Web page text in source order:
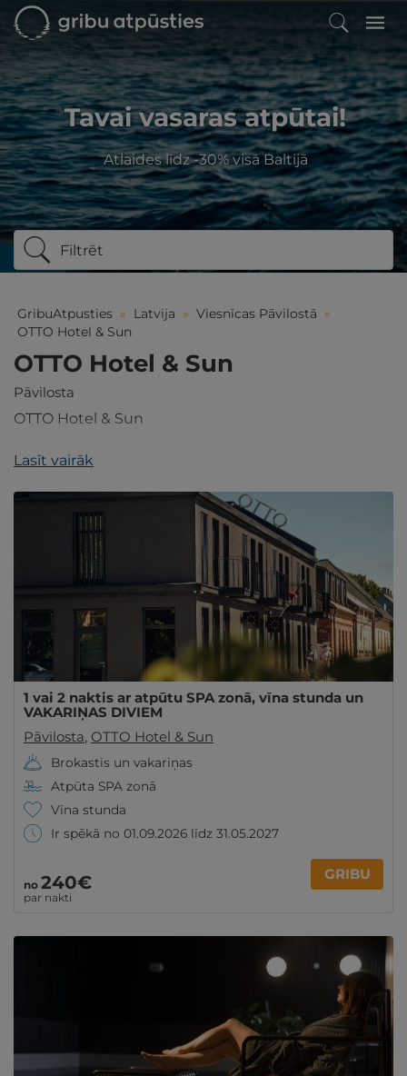
Tavai vasaras atpūtai!
Atlaides līdz -30% visā Baltijā
Filtrēt
GribuAtpusties » Latvija » Viesnīcas Pāvilostā »
OTTO Hotel & Sun
OTTO Hotel & Sun
Pāvilosta
OTTO Hotel & Sun
Lasīt vairāk
1 vai 2 naktis ar atpūtu SPA zonā, vīna stunda un
VAKARIŅAS DIVIEM
Pāvilosta, OTTO Hotel & Sun
Brokastis un vakariņas
Atpūta SPA zonā
Vīna stunda
Ir spēkā no 01.09.2026 līdz 31.05.2027
no 240€
par nakti
GRIBU